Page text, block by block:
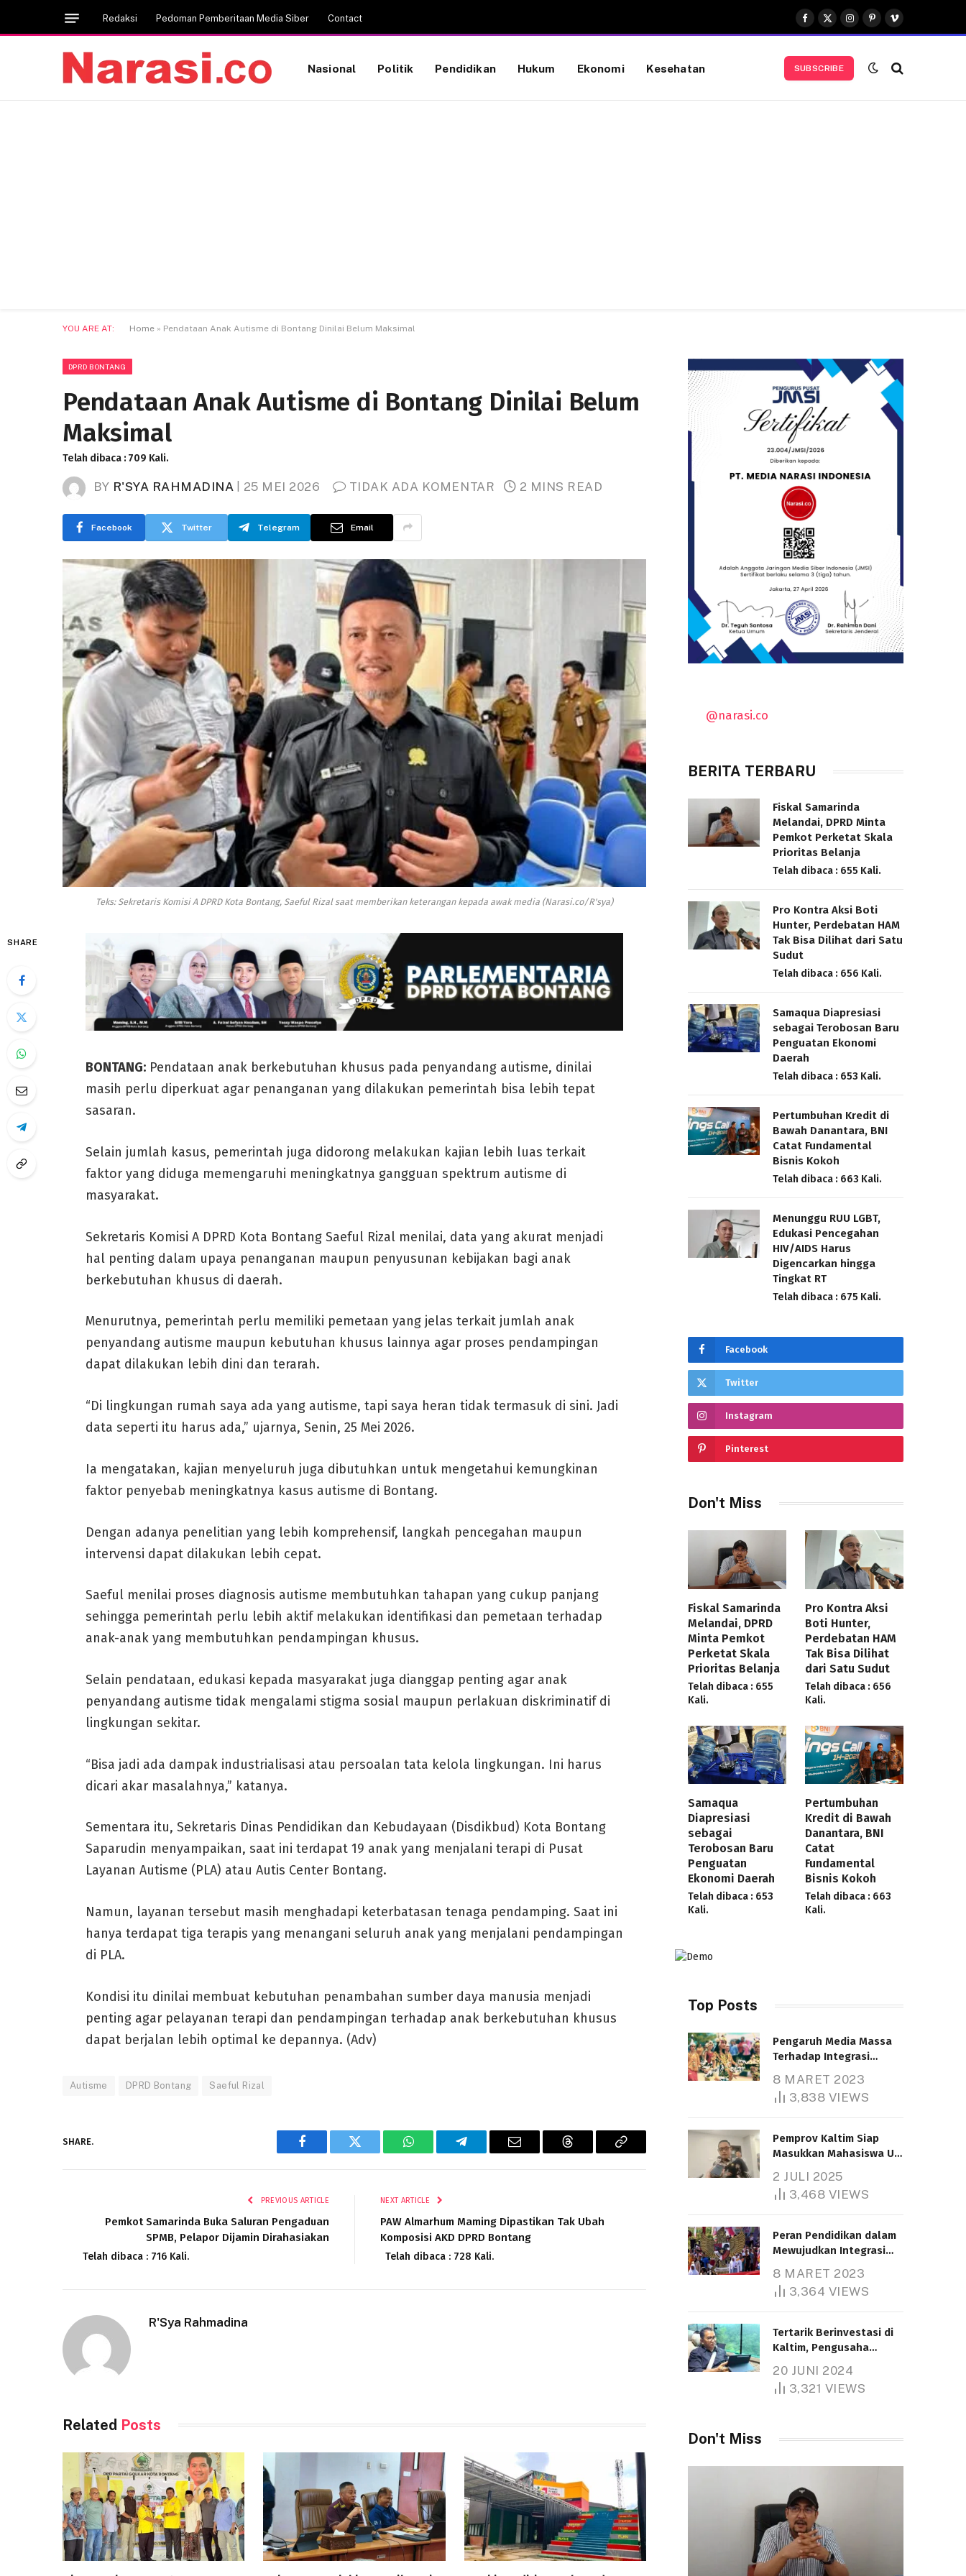
Redaksi Pedoman Pemberitaan Media Siber Contact
Facebook
X
(Twitter)
Instagram
Pinterest
Vimeo
Nasional Politik Pendidikan Hukum Ekonomi Kesehatan SUBSCRIBE
YOU ARE AT: Home » Pendataan Anak Autisme di Bontang Dinilai Belum Maksimal
DPRD BONTANG
Pendataan Anak Autisme di Bontang Dinilai Belum
Maksimal
Telah dibaca : 709 Kali.
BY R'SYA RAHMADINA 25 MEI 2026 TIDAK ADA KOMENTAR 2 MINS READ
Facebook Twitter Telegram Email
Teks: Sekretaris Komisi A DPRD Kota Bontang, Saeful Rizal saat memberikan keterangan kepada awak media (Narasi.co/R'sya)
SHARE
BONTANG:Pendataan anak berkebutuhan khusus pada penyandang autisme, dinilai
masih perlu diperkuat agar penanganan yang dilakukan pemerintah bisa lebih tepat
sasaran.
Selain jumlah kasus, pemerintah juga didorong melakukan kajian lebih luas terkait
faktor yang diduga memengaruhi meningkatnya gangguan spektrum autisme di
masyarakat.
Sekretaris Komisi A DPRD Kota Bontang Saeful Rizal menilai, data yang akurat menjadi
hal penting dalam upaya penanganan maupun penyusunan kebijakan bagi anak
berkebutuhan khusus di daerah.
Menurutnya, pemerintah perlu memiliki pemetaan yang jelas terkait jumlah anak
penyandang autisme maupun kebutuhan khusus lainnya agar proses pendampingan
dapat dilakukan lebih dini dan terarah.
“Di lingkungan rumah saya ada yang autisme, tapi saya heran tidak termasuk di sini. Jadi
data seperti itu harus ada,” ujarnya, Senin, 25 Mei 2026.
Ia mengatakan, kajian menyeluruh juga dibutuhkan untuk mengetahui kemungkinan
faktor penyebab meningkatnya kasus autisme di Bontang.
Dengan adanya penelitian yang lebih komprehensif, langkah pencegahan maupun
intervensi dapat dilakukan lebih cepat.
Saeful menilai proses diagnosis autisme membutuhkan tahapan yang cukup panjang
sehingga pemerintah perlu lebih aktif melakukan identifikasi dan pemetaan terhadap
anak-anak yang membutuhkan pendampingan khusus.
Selain pendataan, edukasi kepada masyarakat juga dianggap penting agar anak
penyandang autisme tidak mengalami stigma sosial maupun perlakuan diskriminatif di
lingkungan sekitar.
“Bisa jadi ada dampak industrialisasi atau persoalan tata kelola lingkungan. Ini harus
dicari akar masalahnya,” katanya.
Sementara itu, Sekretaris Dinas Pendidikan dan Kebudayaan (Disdikbud) Kota Bontang
Saparudin menyampaikan, saat ini terdapat 19 anak yang menjalani terapi di Pusat
Layanan Autisme (PLA) atau Autis Center Bontang.
Namun, layanan tersebut masih menghadapi keterbatasan tenaga pendamping. Saat ini
hanya terdapat tiga terapis yang menangani seluruh anak yang menjalani pendampingan
di PLA.
Kondisi itu dinilai membuat kebutuhan penambahan sumber daya manusia menjadi
penting agar pelayanan terapi dan pendampingan terhadap anak berkebutuhan khusus
dapat berjalan lebih optimal ke depannya. (Adv)
Autisme DPRD Bontang Saeful Rizal
SHARE.
Facebook Twitter WhatsAppTelegram Email Threads
Copy
PREVIOUS ARTICLE
Pemkot Samarinda Buka Saluran Pengaduan
SPMB, Pelapor Dijamin Dirahasiakan
Telah dibaca : 716 Kali.
NEXT ARTICLE
PAW Almarhum Maming Dipastikan Tak Ubah
Komposisi AKD DPRD Bontang
Telah dibaca : 728 Kali.
R'Sya Rahmadina
Related Posts
@narasi.co
BERITA TERBARU
Fiskal Samarinda
Melandai, DPRD Minta
Pemkot Perketat Skala
Prioritas Belanja
Telah dibaca : 655 Kali.
Pro Kontra Aksi Boti
Hunter, Perdebatan HAM
Tak Bisa Dilihat dari Satu
Sudut
Telah dibaca : 656 Kali.
Samaqua Diapresiasi
sebagai Terobosan Baru
Penguatan Ekonomi
Daerah
Telah dibaca : 653 Kali.
Pertumbuhan Kredit di
Bawah Danantara, BNI
Catat Fundamental
Bisnis Kokoh
Telah dibaca : 663 Kali.
Menunggu RUU LGBT,
Edukasi Pencegahan
HIV/AIDS Harus
Digencarkan hingga
Tingkat RT
Telah dibaca : 675 Kali.
Facebook
Twitter
Instagram
Pinterest
Don't Miss
Fiskal Samarinda
Melandai, DPRD
Minta Pemkot
Perketat Skala
Prioritas Belanja
Telah dibaca : 655
Kali.
Pro Kontra Aksi
Boti Hunter,
Perdebatan HAM
Tak Bisa Dilihat
dari Satu Sudut
Telah dibaca : 656
Kali.
Samaqua
Diapresiasi
sebagai
Terobosan Baru
Penguatan
Ekonomi Daerah
Telah dibaca : 653
Kali.
Pertumbuhan
Kredit di Bawah
Danantara, BNI
Catat
Fundamental
Bisnis Kokoh
Telah dibaca : 663
Kali.
Top Posts
Pengaruh Media Massa
Terhadap Integrasi
Telah dibaca : 4.605 Kali.
8 MARET 2023
3,838 VIEWS
Pemprov Kaltim Siap
Masukkan Mahasiswa UT
Bantuan Pendidikan
Gratispol
2 JULI 2025
3,468 VIEWS
Peran Pendidikan dalam
Mewujudkan Integrasi
Telah dibaca : 5.258 Kali.
8 MARET 2023
3,364 VIEWS
Tertarik Berinvestasi di
Kaltim, Pengusaha
1.000 Hektare
Telah dibaca : 1.279 Kali.
20 JUNI 2024
3,321 VIEWS
Don't Miss